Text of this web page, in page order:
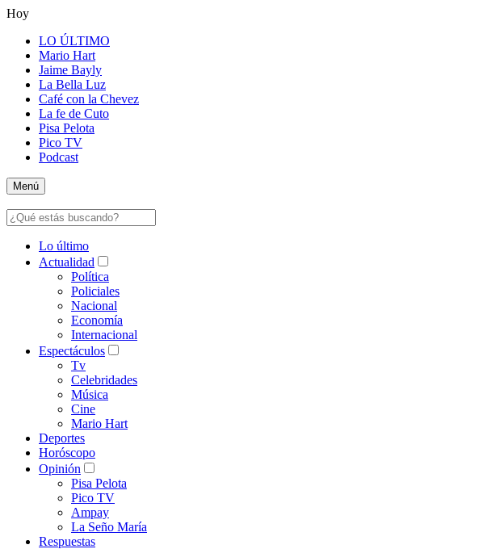
Hoy
LO ÚLTIMO
Mario Hart
Jaime Bayly
La Bella Luz
Café con la Chevez
La fe de Cuto
Pisa Pelota
Pico TV
Podcast
Menú
Lo último
Actualidad
Política
Policiales
Nacional
Economía
Internacional
Espectáculos
Tv
Celebridades
Música
Cine
Mario Hart
Deportes
Horóscopo
Opinión
Pisa Pelota
Pico TV
Ampay
La Seño María
Respuestas